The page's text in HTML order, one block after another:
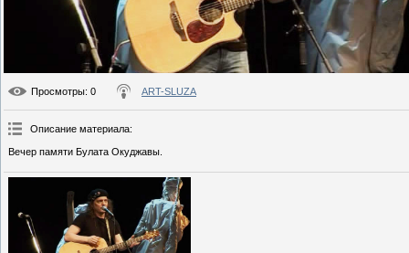
Просмотры: 0 ART-SLUZA
Описание материала:
Вечер памяти Булата Окуджавы.